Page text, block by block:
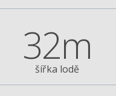
32m
šířka lodě